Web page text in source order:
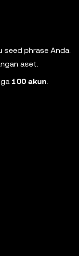
seed phrase Anda.
aset.
100 akun.